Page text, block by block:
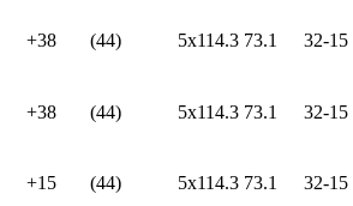
+38 (44) 5x114.3 73.1 32-15
+38 (44) 5x114.3 73.1 32-15
+15 (44) 5x114.3 73.1 32-15